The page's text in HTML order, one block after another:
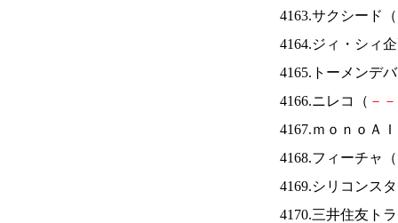
4163.サクシード（
4164.ジィ・シィ
4165.トーメンデ
4166.ニレコ（ － －
4167.ｍｏｎｏＡ
4168.フィーチャ（
4169.シリコンス
4170.三井住友ト